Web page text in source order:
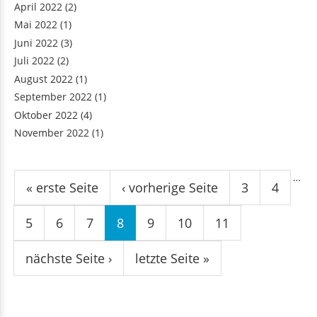
April 2022 (2)
Mai 2022 (1)
Juni 2022 (3)
Juli 2022 (2)
August 2022 (1)
September 2022 (1)
Oktober 2022 (4)
November 2022 (1)
Seiten
« erste Seite ‹ vorherige Seite
…
3 4
5 6 7 8 9 10 11
nächste Seite › letzte Seite »